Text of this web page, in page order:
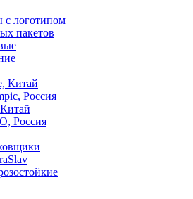
с логотипом
пакетов
Китай
Россия
Россия